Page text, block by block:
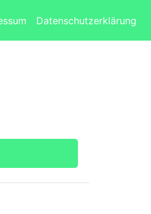
Datenschutzerklärung